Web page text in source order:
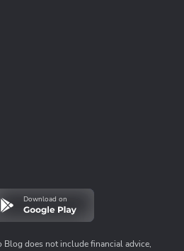
Download on
does not include financial advice,